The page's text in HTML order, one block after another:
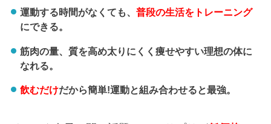
運動する時間がなくても、 普段の生活をトレーニング
にできる。
筋肉の量、質を高め太りにくく痩せやすい理想の体に
なれる。
飲むだけだから簡単!運動と組み合わせると最強。